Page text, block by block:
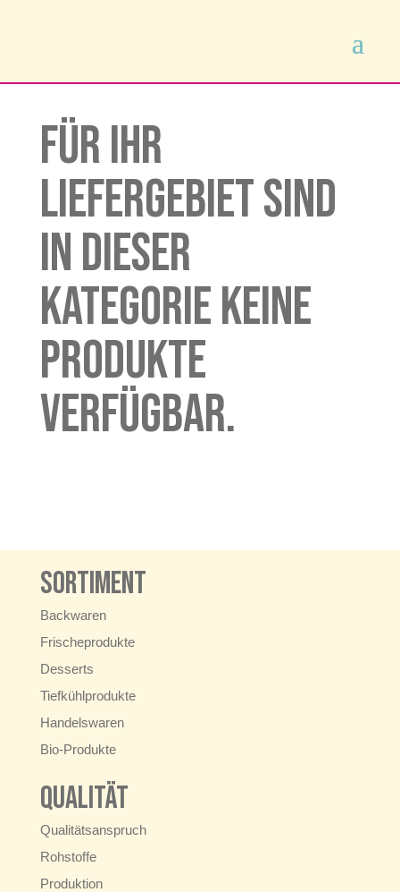
Für Ihr
Liefergebiet sind
in dieser
Kategorie keine
Produkte
verfügbar.
Sortiment
Backwaren
Frischeprodukte
Desserts
Tiefkühlprodukte
Handelswaren
Bio-Produkte
Qualität
Qualitätsanspruch
Rohstoffe
Produktion